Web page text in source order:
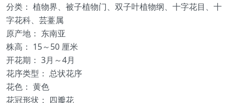
分类： 植物界、被子植物门、双子叶植物纲、十字花目、十
字花科、芸薹属
原产地： 东南亚
株高： 15～50 厘米
开花期： 3月～4月
花序类型： 总状花序
花色： 黄色
花冠形状： 四瓣花